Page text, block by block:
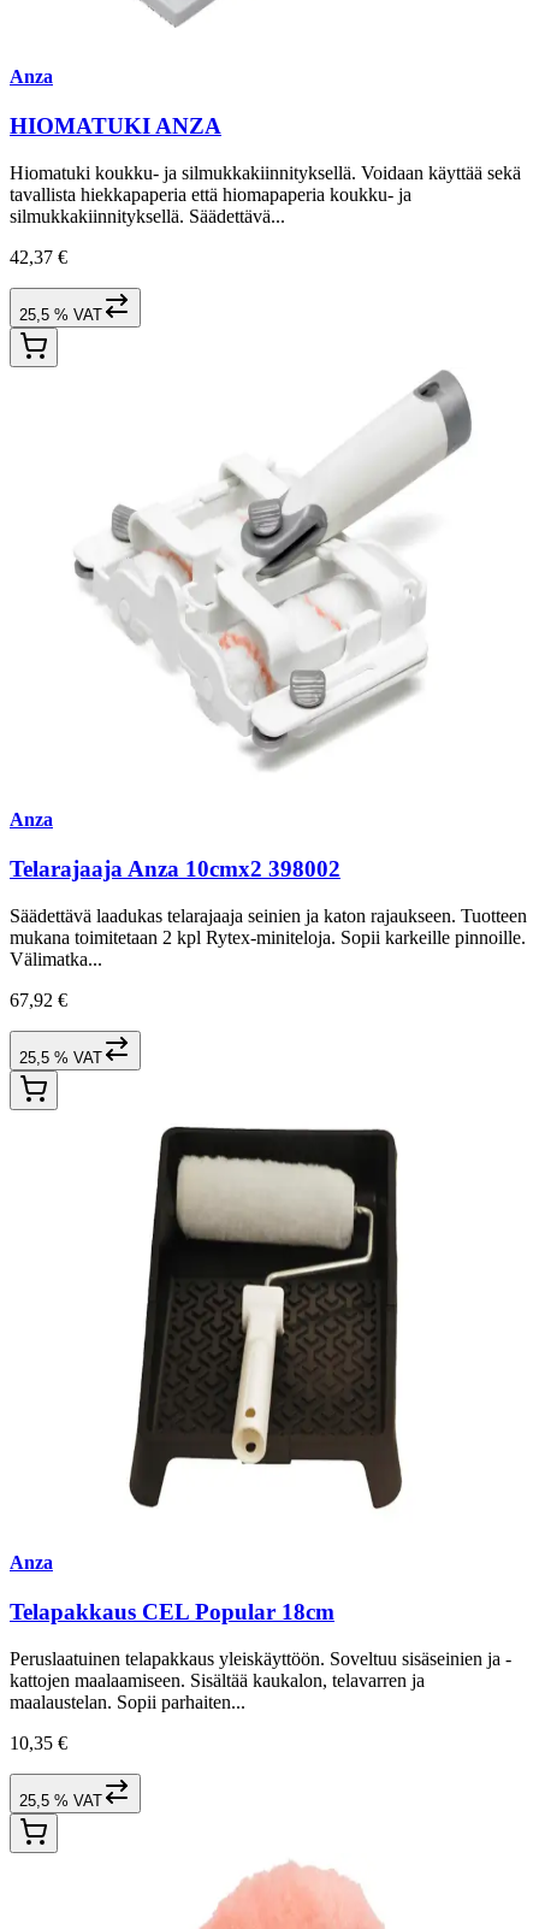
Anza
HIOMATUKI ANZA
Hiomatuki koukku- ja silmukkakiinnityksellä. Voidaan käyttää sekä
tavallista hiekkapaperia että hiomapaperia koukku- ja
silmukkakiinnityksellä. Säädettävä...
42,37 €
25,5 % VAT
Anza
Telarajaaja Anza 10cmx2 398002
Säädettävä laadukas telarajaaja seinien ja katon rajaukseen. Tuotteen
mukana toimitetaan 2 kpl Rytex-miniteloja. Sopii karkeille pinnoille.
Välimatka...
67,92 €
25,5 % VAT
Anza
Telapakkaus CEL Popular 18cm
Peruslaatuinen telapakkaus yleiskäyttöön. Soveltuu sisäseinien ja -
kattojen maalaamiseen. Sisältää kaukalon, telavarren ja
maalaustelan. Sopii parhaiten...
10,35 €
25,5 % VAT